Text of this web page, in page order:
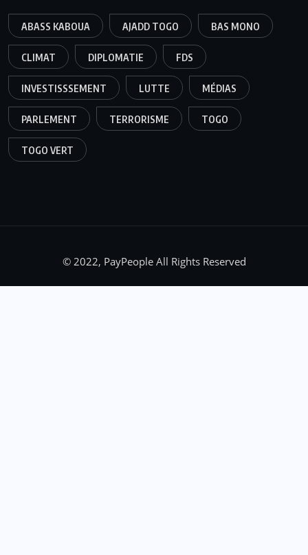
ABASS KABOUA AJADD TOGO BAS MONO
CLIMAT DIPLOMATIE FDS
INVESTISSSEMENT LUTTE MÉDIAS
PARLEMENT TERRORISME TOGO
TOGO VERT
© 2022, PayPeople All Rights Reserved